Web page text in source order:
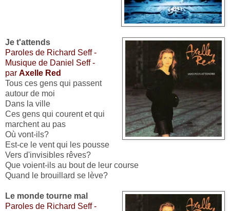
Je t'attends
Paroles de Richard Seff -
Musique de Daniel Seff -
par Axelle Red
Tous ces gens qui passent
autour de moi
Dans la ville
Ces gens qui courent et qui
marchent au pas
Où vont-ils?
Est-ce le vent qui les pousse
Vers d'invisibles rêves?
Que voient-ils au bout de leur course
Quand le brouillard se lève?
Le monde tourne mal
Paroles de Richard Seff -